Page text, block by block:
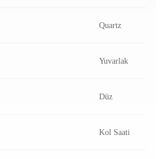
Quartz
Yuvarlak
Düz
Kol Saati